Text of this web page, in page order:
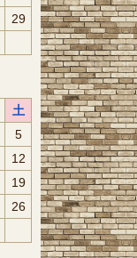
29
土
5
12
19
26